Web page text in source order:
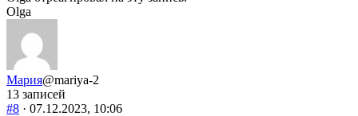
палец
палец
Olga
Мария@mariya-2
13 записей
#8 · 07.12.2023, 10:06